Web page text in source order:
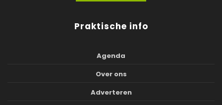
Praktische info
Agenda
Over ons
Adverteren